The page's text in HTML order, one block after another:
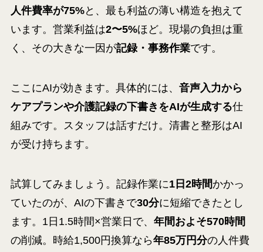
人件費率が75%と、最も利益の薄い構造を抱えて
います。営業利益は2〜5%ほど。現場の負担は重
く、その大きな一因が記録・事務作業です。
ここにAIが効きます。具体的には、 音声入力から
ケアプランや介護記録の下書きをAIが生成する仕
組みです。スタッフは話すだけ。清書と整形はAI
が受け持ちます。
試算してみましょう。記録作業に1日2時間かかっ
ていたのが、AIの下書きで30分に短縮できたとし
ます。1日1.5時間×営業日で、 年間およそ570時間
の削減。時給1,500円換算なら年85万円分の人件費